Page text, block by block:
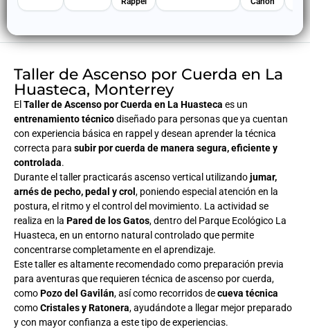
Taller de Ascenso por Cuerda en La
Huasteca, Monterrey
ElTaller de Ascenso por Cuerda en La Huasteca es un
entrenamiento técnicodiseñado para personas que ya cuentan
con experiencia básica en rappel y desean aprender la técnica
correcta para subir por cuerda de manera segura, eficiente y
controlada.
Durante el taller practicarás ascenso vertical utilizandojumar,
arnés de pecho, pedal y crol, poniendo especial atención en la
postura, el ritmo y el control del movimiento. La actividad se
realiza en la Pared de los Gatos, dentro del Parque Ecológico La
Huasteca, en un entorno natural controlado que permite
concentrarse completamente en el aprendizaje.
Este taller es altamente recomendado como preparación previa
para aventuras que requieren técnica de ascenso por cuerda,
comoPozo del Gavilán, así como recorridos decueva técnica
comoCristales y Ratonera, ayudándote a llegar mejor preparado
y con mayor confianza a este tipo de experiencias.